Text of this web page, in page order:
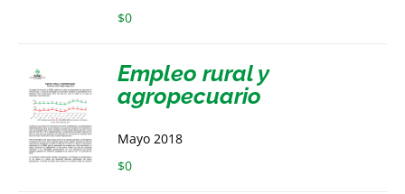
$0
Empleo rural y
agropecuario
Mayo 2018
$0